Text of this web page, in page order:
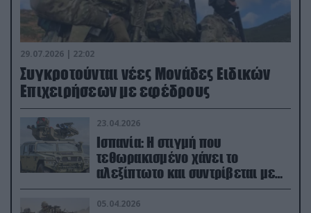
29.07.2026 | 22:02
Συγκροτούνται νέες Μονάδες Ειδικών
Επιχειρήσεων με εφέδρους
23.04.2026
Ισπανία: Η στιγμή που
τεθωρακισμένο χάνει το
αλεξίπτωτο και συντρίβεται με
ορμή στο έδαφος (βίντεο)
05.04.2026